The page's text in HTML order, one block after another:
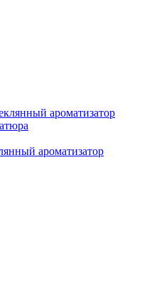
ароматизатор